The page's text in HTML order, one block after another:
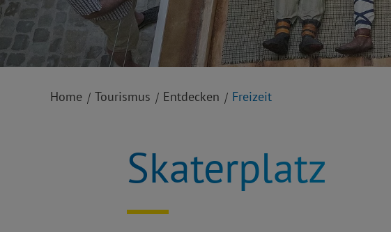
Home Tourismus Entdecken Freizeit
Skaterplatz